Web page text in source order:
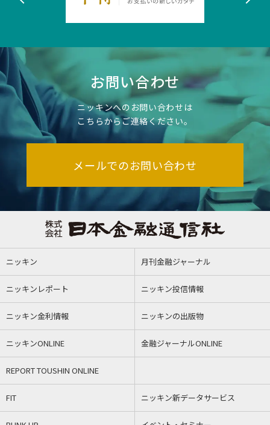
お問い合わせ
ニッキンへのお問い合わせは
こちらからご連絡ください。
メールでのお問い合わせ
ニッキン 月刊金融ジャーナル
ニッキンレポート ニッキン投信情報
ニッキン金利情報 ニッキンの出版物
ニッキンONLINE 金融ジャーナルONLINE
REPORT TOUSHIN ONLINE
FIT ニッキン新データサービス